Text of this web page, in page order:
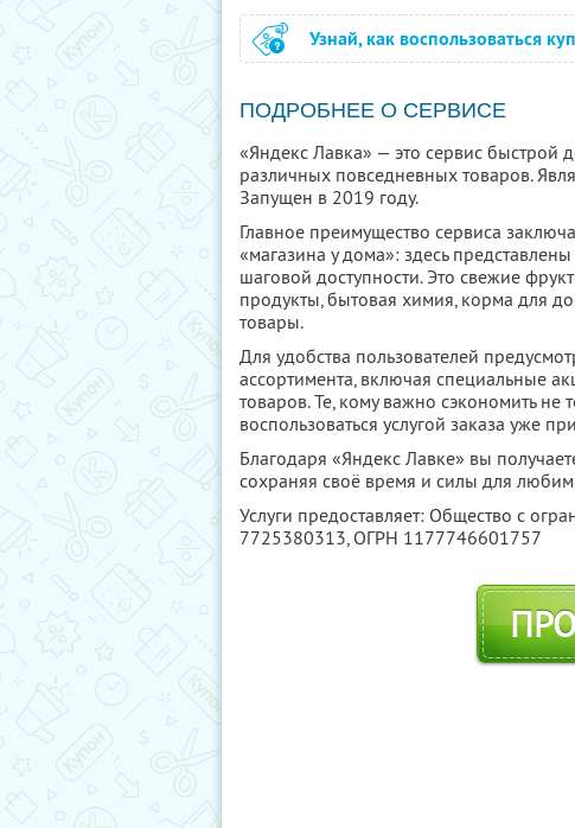
Узнай, как воспользоваться
ПОДРОБНЕЕ О СЕРВИСЕ
«Яндекс Лавка» — это сервис быстрой
различных повседневных товаров.
Запущен в 2019 году.
Главное преимущество сервиса
«магазина у дома»: здесь
шаговой доступности. Это свежие
продукты, бытовая химия, корма для
товары.
Для удобства пользователей
ассортимента, включая специальные
товаров. Те, кому важно сэкономить не
воспользоваться услугой заказа уже
Благодаря «Яндекс Лавке» вы
сохраняя своё время и силы для
Услуги предоставляет: Общество с
7725380313, ОГРН 1177746601757